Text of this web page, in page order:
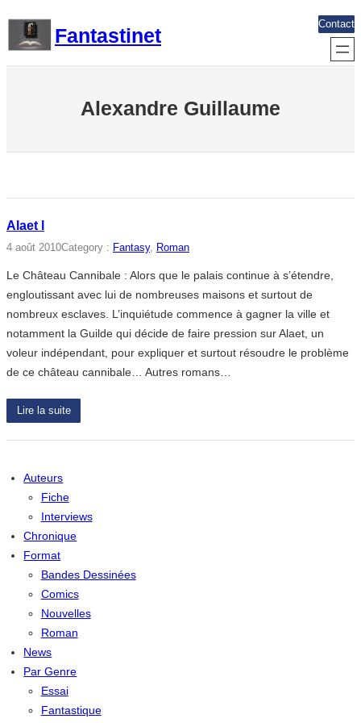
contenu
Fantastinet
Contact
Alexandre Guillaume
Alaet l
4 août 2010Category : Fantasy, Roman
Le Château Cannibale : Alors que le palais continue à s’étendre,
engloutissant avec lui de nombreuses maisons et surtout de
nombreux esclaves. L’inquiétude commence à gagner la ville et
notamment la Guilde qui décide de faire pression sur Alaet, un
voleur indépendant, pour expliquer et surtout résoudre le problème
de ce château cannibale… Autres romans…
Lire la suite
Auteurs
Fiche
Interviews
Chronique
Format
Bandes Dessinées
Comics
Nouvelles
Roman
News
Par Genre
Essai
Fantastique